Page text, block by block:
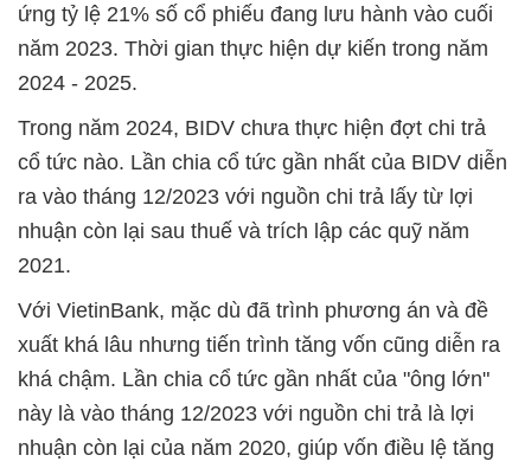
ứng tỷ lệ 21% số cổ phiếu đang lưu hành vào cuối
năm 2023. Thời gian thực hiện dự kiến trong năm
2024 - 2025.
Trong năm 2024, BIDV chưa thực hiện đợt chi trả
cổ tức nào. Lần chia cổ tức gần nhất của BIDV diễn
ra vào tháng 12/2023 với nguồn chi trả lấy từ lợi
nhuận còn lại sau thuế và trích lập các quỹ năm
2021.
Với VietinBank, mặc dù đã trình phương án và đề
xuất khá lâu nhưng tiến trình tăng vốn cũng diễn ra
khá chậm. Lần chia cổ tức gần nhất của "ông lớn"
này là vào tháng 12/2023 với nguồn chi trả là lợi
nhuận còn lại của năm 2020, giúp vốn điều lệ tăng